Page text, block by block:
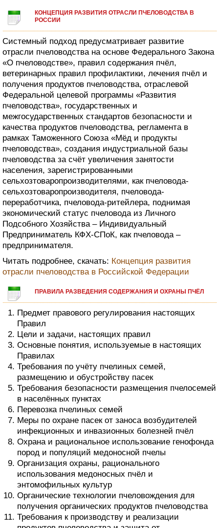
КОНЦЕПЦИЯ РАЗВИТИЯ ОТРАСЛИ ПЧЕЛОВОДСТВА В
РОССИИ
Системный подход предусматривает развитие
отрасли пчеловодства на основе Федерального Закона
«О пчеловодстве», правил содержания пчёл,
ветеринарных правил профилактики, лечения пчёл и
получения продуктов пчеловодства, отраслевой
Федеральной целевой программы «Развития
пчеловодства», государственных и
межгосударственных стандартов безопасности и
качества продуктов пчеловодства, регламента в
рамках Таможенного Союза «Мёд и продукты
пчеловодства», создания индустриальной базы
пчеловодства за счёт увеличения занятости
населения, зарегистрированными
сельхозтоваропроизводителями, как пчеловода-
сельхозтоваропроизводителя, пчеловода-
переработчика, пчеловода-ритейлера, поднимая
экономический статус пчеловода из Личного
Подсобного Хозяйства – Индивидуальный
Предприниматель КФХ-СПоК, как пчеловода –
предпринимателя.
Читать подробнее, скачать: Концепция развития
отрасли пчеловодства в Российской Федерации
ПРАВИЛА РАЗВЕДЕНИЯ СОДЕРЖАНИЯ И ОХРАНЫ ПЧЁЛ
Предмет правового регулирования настоящих
Правил
Цели и задачи, настоящих правил
Основные понятия, используемые в настоящих
Правилах
Требования по учёту пчелиных семей,
размещению и обустройству пасек
Требования безопасности размещения пчелосемей
в населённых пунктах
Перевозка пчелиных семей
Меры по охране пасек от заноса возбудителей
инфекционных и инвазионных болезней пчёл
Охрана и рациональное использование генофонда
пород и популяций медоносной пчелы
Организация охраны, рационального
использования медоносных пчёл и
энтомофильных культур
Органические технологии пчеловождения для
получения органических продуктов пчеловодства
Требования к производству и реализации